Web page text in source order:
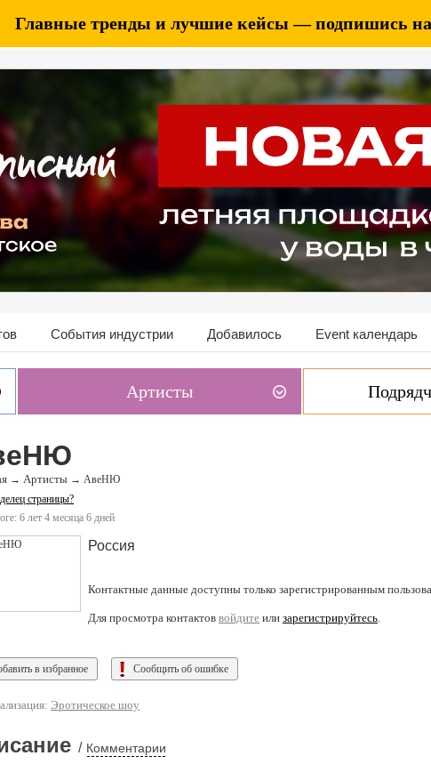
Главные тренды и лучшие кейсы — подпишись
События индустрии Добавилось Event календарь
Артисты
→ Артисты → АвеНЮ
страницы?
6 лет 4 месяца 6 дней
Россия
Контактные данные доступны только зарегистрированным
Для просмотра контактов войдите или зарегистрируйтесь.
в избранное Сообщить об ошибке
Эротическое шоу
/ Комментарии